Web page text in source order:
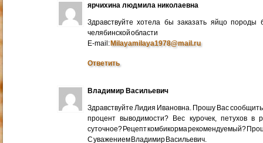
ярчихина людмила николаевна
Здравствуйте хотела бы заказать яйцо
челябинской области
E-mail:Milayamilaya1978@mail.ru
Ответить
Владимир Васильевич
Здравствуйте Лидия Ивановна. Прошу Вас
процент выводимости? Вес курочек, петухов в
суточное? Рецепт комбикорма рекомендуемый?
С уважением Владимир Васильевич.